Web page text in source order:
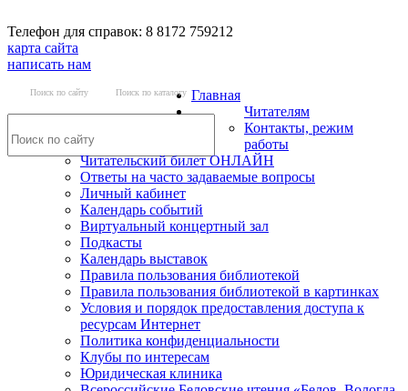
Телефон для справок: 8 8172 759212
карта сайта
написать нам
Поиск по сайту Поиск по каталогу Главная
Читателям
Контакты, режим
работы
Читательский билет ОНЛАЙН
Ответы на часто задаваемые вопросы
Личный кабинет
Календарь событий
Виртуальный концертный зал
Подкасты
Календарь выставок
Правила пользования библиотекой
Правила пользования библиотекой в картинках
Условия и порядок предоставления доступа к
ресурсам Интернет
Политика конфиденциальности
Клубы по интересам
Юридическая клиника